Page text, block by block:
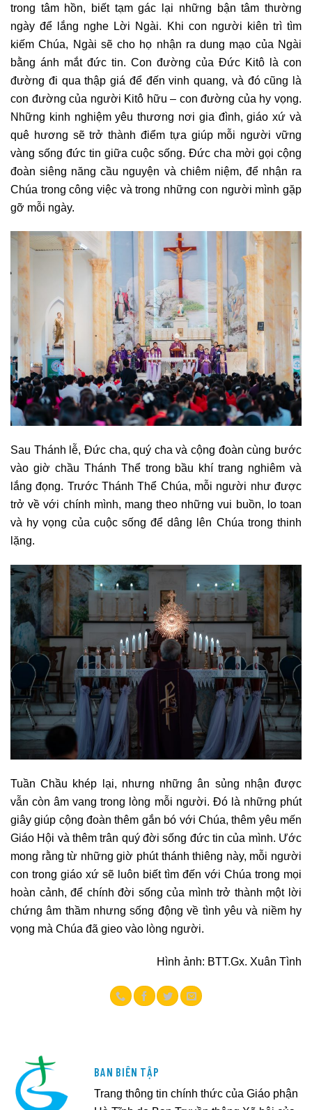
trong tâm hồn, biết tạm gác lại những bận tâm thường
ngày để lắng nghe Lời Ngài. Khi con người kiên trì tìm
kiếm Chúa, Ngài sẽ cho họ nhận ra dung mạo của Ngài
bằng ánh mắt đức tin. Con đường của Đức Kitô là con
đường đi qua thập giá để đến vinh quang, và đó cũng là
con đường của người Kitô hữu – con đường của hy vọng.
Những kinh nghiệm yêu thương nơi gia đình, giáo xứ và
quê hương sẽ trở thành điểm tựa giúp mỗi người vững
vàng sống đức tin giữa cuộc sống. Đức cha mời gọi cộng
đoàn siêng năng cầu nguyện và chiêm niệm, để nhận ra
Chúa trong công việc và trong những con người mình gặp
gỡ mỗi ngày.
Sau Thánh lễ, Đức cha, quý cha và cộng đoàn cùng bước
vào giờ chầu Thánh Thể trong bầu khí trang nghiêm và
lắng đọng. Trước Thánh Thể Chúa, mỗi người như được
trở về với chính mình, mang theo những vui buồn, lo toan
và hy vọng của cuộc sống để dâng lên Chúa trong thinh
lặng.
Tuần Chầu khép lại, nhưng những ân sủng nhận được
vẫn còn âm vang trong lòng mỗi người. Đó là những phút
giây giúp cộng đoàn thêm gắn bó với Chúa, thêm yêu mến
Giáo Hội và thêm trân quý đời sống đức tin của mình. Ước
mong rằng từ những giờ phút thánh thiêng này, mỗi người
con trong giáo xứ sẽ luôn biết tìm đến với Chúa trong mọi
hoàn cảnh, để chính đời sống của mình trở thành một lời
chứng âm thầm nhưng sống động về tình yêu và niềm hy
vọng mà Chúa đã gieo vào lòng người.
Hình ảnh: BTT.Gx. Xuân Tình
BAN BIÊN TẬP
Trang thông tin chính thức của Giáo phận